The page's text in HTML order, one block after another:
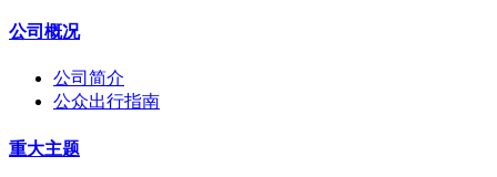
公司概况
公司简介
公众出行指南
重大主题